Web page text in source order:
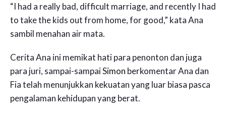
“I had a really bad, difficult marriage, and recently I had
to take the kids out from home, for good,” kata Ana
sambil menahan air mata.
Cerita Ana ini memikat hati para penonton dan juga
para juri, sampai-sampaiSimon berkomentar Ana dan
Fia telah menunjukkan kekuatan yang luar biasa pasca
pengalaman kehidupan yang berat.